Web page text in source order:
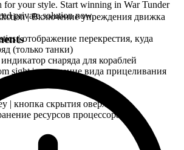
| Включение упреждения движка
| отображение перекрестия, куда
(только танки)
снаряда для кораблей
sight | включение вида прицеливания
| кнопка скрытия оверлея
ресурсов процессора
for your style. Start winning in War Tunder
private solution now.